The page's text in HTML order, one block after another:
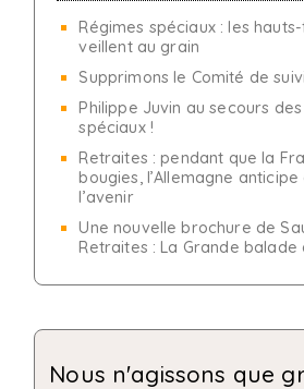
Régimes spéciaux : les
veillent au grain
Supprimons le Comité de
Philippe Juvin au secours
spéciaux !
Retraites : pendant que la
bougies, l’Allemagne
l’avenir
Une nouvelle brochure de
Retraites : La Grande
Nous n'agissons que